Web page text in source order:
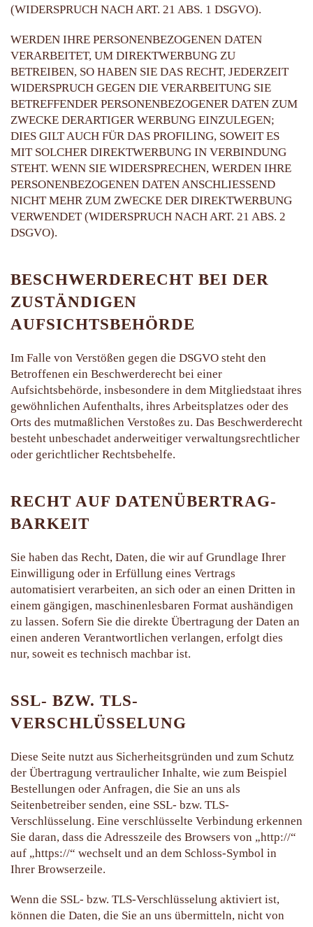
(WIDERSPRUCH NACH ART. 21 ABS. 1 DSGVO).
WERDEN IHRE PERSONENBEZOGENEN DATEN
VERARBEITET, UM DIREKTWERBUNG ZU
BETREIBEN, SO HABEN SIE DAS RECHT, JEDERZEIT
WIDERSPRUCH GEGEN DIE VERARBEITUNG SIE
BETREFFENDER PERSONENBEZOGENER DATEN ZUM
ZWECKE DERARTIGER WERBUNG EINZULEGEN;
DIES GILT AUCH FÜR DAS PROFILING, SOWEIT ES
MIT SOLCHER DIREKTWERBUNG IN VERBINDUNG
STEHT. WENN SIE WIDERSPRECHEN, WERDEN IHRE
PERSONENBEZOGENEN DATEN ANSCHLIESSEND
NICHT MEHR ZUM ZWECKE DER DIREKTWERBUNG
VERWENDET (WIDERSPRUCH NACH ART. 21 ABS. 2
DSGVO).
BESCHWERDERECHT BEI DER
ZUSTÄNDIGEN
AUFSICHTSBEHÖRDE
Im Falle von Verstößen gegen die DSGVO steht den
Betroffenen ein Beschwerderecht bei einer
Aufsichtsbehörde, insbesondere in dem Mitgliedstaat ihres
gewöhnlichen Aufenthalts, ihres Arbeitsplatzes oder des
Orts des mutmaßlichen Verstoßes zu. Das Beschwerderecht
besteht unbeschadet anderweitiger verwaltungsrechtlicher
oder gerichtlicher Rechtsbehelfe.
RECHT AUF DATEN­ÜBERTRAG­
BARKEIT
Sie haben das Recht, Daten, die wir auf Grundlage Ihrer
Einwilligung oder in Erfüllung eines Vertrags
automatisiert verarbeiten, an sich oder an einen Dritten in
einem gängigen, maschinenlesbaren Format aushändigen
zu lassen. Sofern Sie die direkte Übertragung der Daten an
einen anderen Verantwortlichen verlangen, erfolgt dies
nur, soweit es technisch machbar ist.
SSL- BZW. TLS-
VERSCHLÜSSELUNG
Diese Seite nutzt aus Sicherheitsgründen und zum Schutz
der Übertragung vertraulicher Inhalte, wie zum Beispiel
Bestellungen oder Anfragen, die Sie an uns als
Seitenbetreiber senden, eine SSL- bzw. TLS-
Verschlüsselung. Eine verschlüsselte Verbindung erkennen
Sie daran, dass die Adresszeile des Browsers von „http://“
auf „https://“ wechselt und an dem Schloss-Symbol in
Ihrer Browserzeile.
Wenn die SSL- bzw. TLS-Verschlüsselung aktiviert ist,
können die Daten, die Sie an uns übermitteln, nicht von